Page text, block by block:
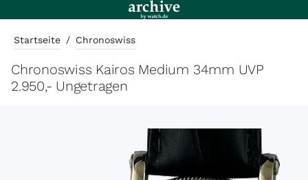
Startseite / Chronoswiss
Chronoswiss Kairos Medium 34mm UVP
2.950,- Ungetragen